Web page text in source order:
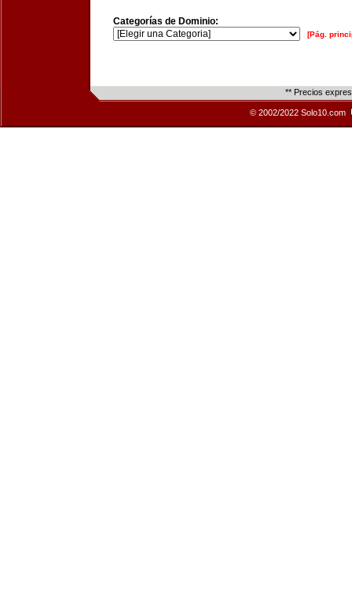
Categorías de Dominio:
[Pág.
** Precios
© 2002/2022 Solo10.com